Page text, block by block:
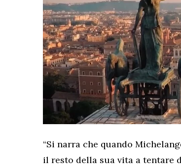
“Si narra che quando
il resto della sua vita a tentare